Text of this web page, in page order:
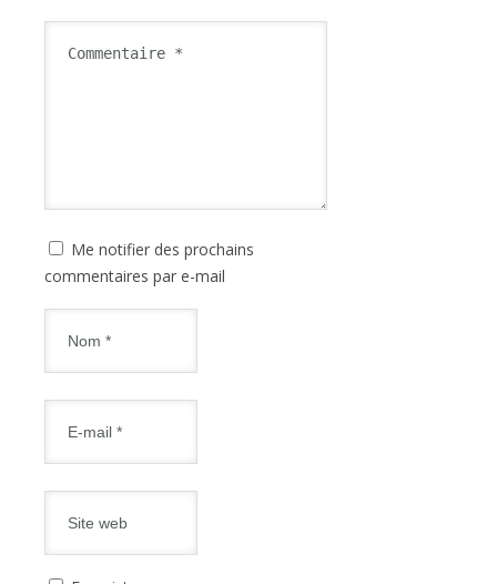
Me notifier des prochains
commentaires par e-mail